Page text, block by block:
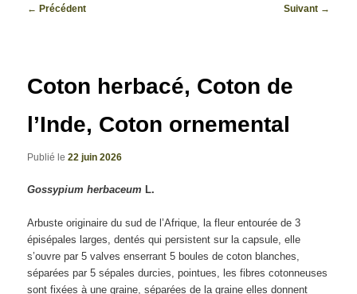
Navigation
← Précédent Suivant →
Coton herbacé, Coton de
l’Inde, Coton ornemental
Publié le22 juin 2026
Gossypium herbaceum L.
Arbuste originaire du sud de l’Afrique, la fleur entourée de 3
épisépales larges, dentés qui persistent sur la capsule, elle
s’ouvre par 5 valves enserrant 5 boules de coton blanches,
séparées par 5 sépales durcies, pointues, les fibres cotonneuses
sont fixées à une graine, séparées de la graine elles donnent